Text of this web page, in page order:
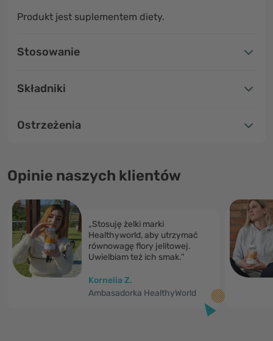
Produkt jest suplementem diety.
Stosowanie
Składniki
Ostrzeżenia
Opinie naszych klientów
„Stosuję żelki marki
Healthyworld, aby utrzymać
równowagę flory jelitowej.
Uwielbiam też ich smak.”
Kornelia Z.
Ambasadorka HealthyWorld